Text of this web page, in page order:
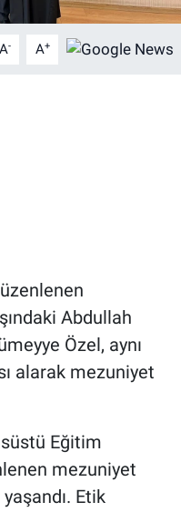
A- A+
Abdullah
Özel, aynı
alarak mezuniyet
Eğitim
mezuniyet
Etik